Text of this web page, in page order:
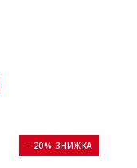
− 20% ЗНИЖКА